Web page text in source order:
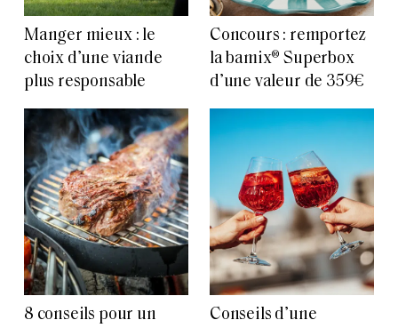
Manger mieux : le
choix d’une viande
plus responsable
Concours : remportez
la bamix® Superbox
d’une valeur de 359€
8 conseils pour un
Conseils d’une